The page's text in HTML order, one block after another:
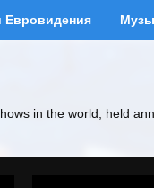
Евровидения
in the world, held